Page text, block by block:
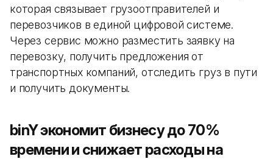
которая связывает грузоотправителей и
перевозчиков в единой цифровой системе.
Через сервис можно разместить заявку на
перевозку, получить предложения от
транспортных компаний, отследить груз в пути
и получить документы.
binY экономит бизнесу до 70%
времени и снижает расходы на